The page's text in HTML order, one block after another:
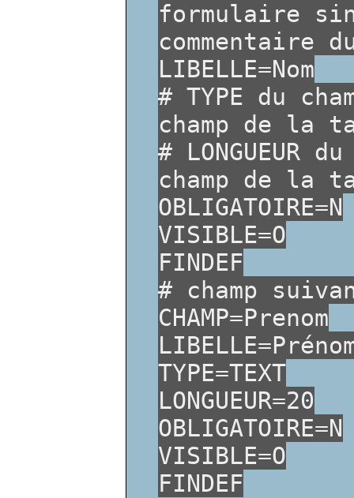
formulaire
commentaire
LIBELLE=Nom
# TYPE du
champ de la
# LONGUEUR
champ de la
OBLIGATOIRE=N
VISIBLE=O
FINDEF
# champ
CHAMP=Prenom
TYPE=TEXT
LONGUEUR=20
OBLIGATOIRE=N
VISIBLE=O
FINDEF